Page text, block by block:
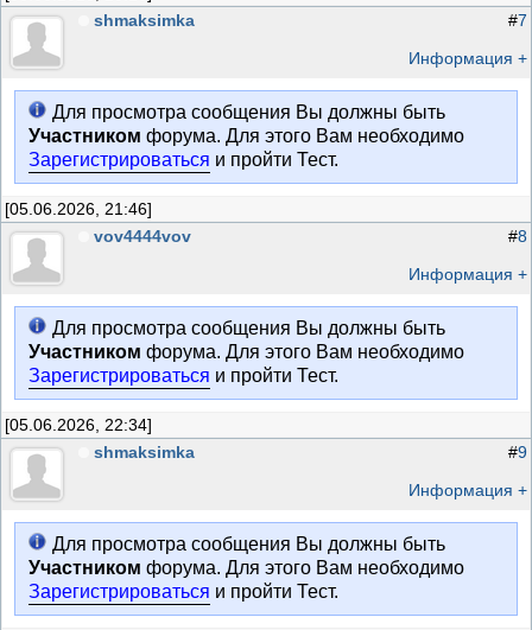
shmaksimka
#7
Информация +
Для просмотра сообщения Вы должны быть
Участником форума. Для этого Вам необходимо
Зарегистрироваться и пройти Тест.
[05.06.2026, 21:46]
vov4444vov
#8
Информация +
Для просмотра сообщения Вы должны быть
Участником форума. Для этого Вам необходимо
Зарегистрироваться и пройти Тест.
[05.06.2026, 22:34]
shmaksimka
#9
Информация +
Для просмотра сообщения Вы должны быть
Участником форума. Для этого Вам необходимо
Зарегистрироваться и пройти Тест.